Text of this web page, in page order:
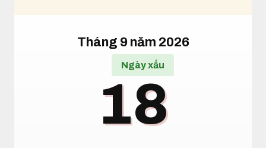
Tháng 9 năm 2026
Ngày xấu
18